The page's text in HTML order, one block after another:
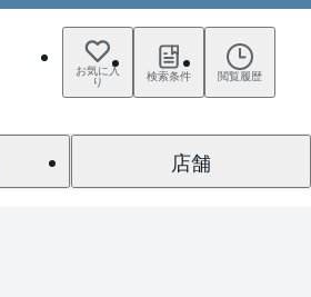
お気に入
り 検索条件 閲覧履歴
店舗